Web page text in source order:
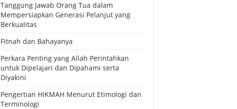
Tanggung Jawab Orang Tua dalam
Mempersiapkan Generasi Pelanjut yang
Berkualitas
Fitnah dan Bahayanya
Perkara Penting yang Allah Perintahkan
untuk Dipelajari dan Dipahami serta
Diyakini
Pengertian HIKMAH Menurut Etimologi dan
Terminologi